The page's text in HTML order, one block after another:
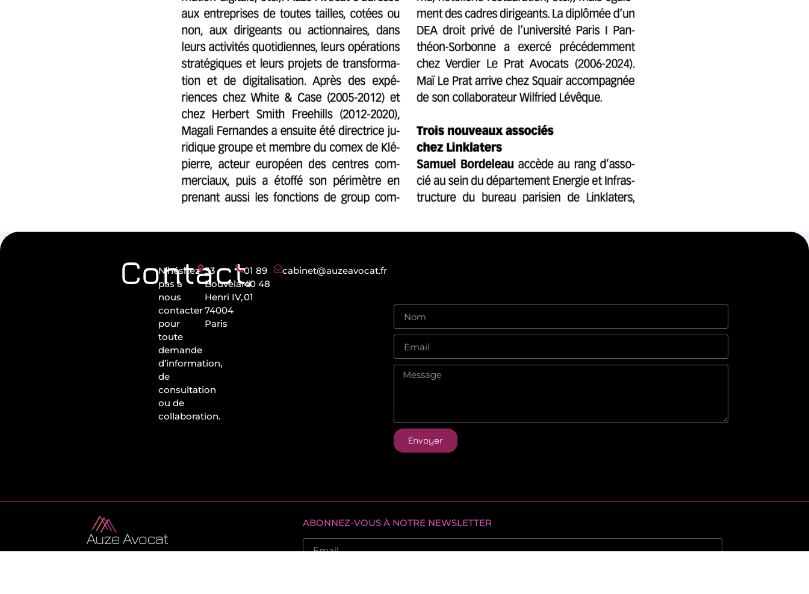
Contact
N’hésitez
pas à
nous
contacter
pour
toute
demande
d’information,
de
consultation
ou de
collaboration.
33
Bouvelard
Henri IV,
74004
Paris
01 89
40 48
01
cabinet@auzeavocat.fr
Envoyer
ABONNEZ-VOUS À NOTRE NEWSLETTER